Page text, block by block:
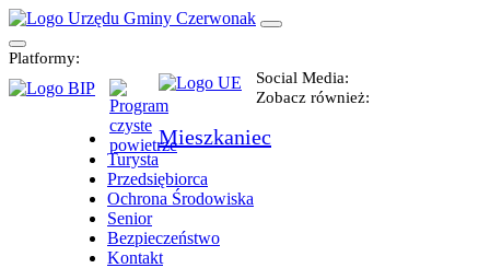
Platformy:
Social Media:
Zobacz również:
Mieszkaniec
Turysta
Przedsiębiorca
Ochrona Środowiska
Senior
Bezpieczeństwo
Kontakt